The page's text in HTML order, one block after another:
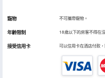
寵物 不可攜帶寵物。
年齡限制 18歲以下的房客不得在
接受信用卡 可以信用卡在酒店付款